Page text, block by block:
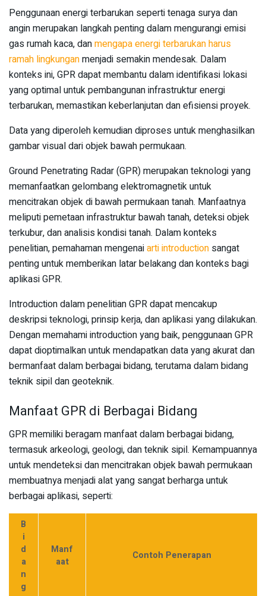
Penggunaan energi terbarukan seperti tenaga surya dan
angin merupakan langkah penting dalam mengurangi emisi
gas rumah kaca, danmengapa energi terbarukan harus
ramah lingkunganmenjadi semakin mendesak. Dalam
konteks ini, GPR dapat membantu dalam identifikasi lokasi
yang optimal untuk pembangunan infrastruktur energi
terbarukan, memastikan keberlanjutan dan efisiensi proyek.
Data yang diperoleh kemudian diproses untuk menghasilkan
gambar visual dari objek bawah permukaan.
Ground Penetrating Radar (GPR) merupakan teknologi yang
memanfaatkan gelombang elektromagnetik untuk
mencitrakan objek di bawah permukaan tanah. Manfaatnya
meliputi pemetaan infrastruktur bawah tanah, deteksi objek
terkubur, dan analisis kondisi tanah. Dalam konteks
penelitian, pemahaman mengenaiarti introduction sangat
penting untuk memberikan latar belakang dan konteks bagi
aplikasi GPR.
Introduction dalam penelitian GPR dapat mencakup
deskripsi teknologi, prinsip kerja, dan aplikasi yang dilakukan.
Dengan memahami introduction yang baik, penggunaan GPR
dapat dioptimalkan untuk mendapatkan data yang akurat dan
bermanfaat dalam berbagai bidang, terutama dalam bidang
teknik sipil dan geoteknik.
Manfaat GPR di Berbagai Bidang
GPR memiliki beragam manfaat dalam berbagai bidang,
termasuk arkeologi, geologi, dan teknik sipil. Kemampuannya
untuk mendeteksi dan mencitrakan objek bawah permukaan
membuatnya menjadi alat yang sangat berharga untuk
berbagai aplikasi, seperti:
B
i
d
a
n
g
Manf
aat
Contoh Penerapan